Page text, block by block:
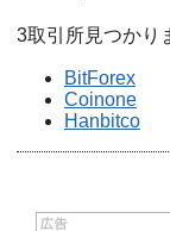
3取引所見つかり
BitForex
Coinone
Hanbitco